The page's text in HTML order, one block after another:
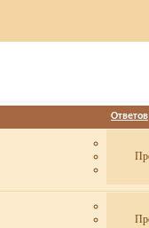
Ответов